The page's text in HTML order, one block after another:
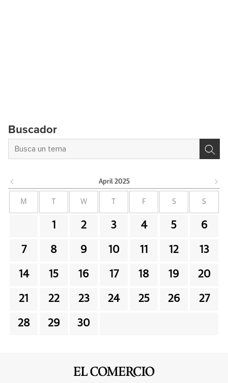
Buscador
April 2025
M W F S S
1 2 3 4 5 6
7 8 9 10 11 12 13
14 15 16 17 18 19 20
21 22 23 24 25 26 27
28 29 30